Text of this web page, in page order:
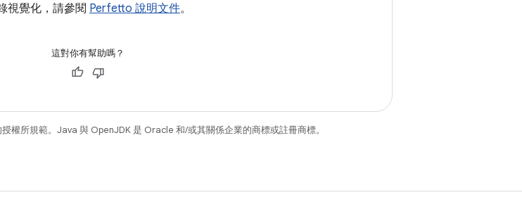
視覺化，請參閱 Perfetto 說明文件。
這對你有幫助嗎？
授權所規範。Java 與 OpenJDK 是 Oracle 和/或其關係企業的商標或註冊商標。